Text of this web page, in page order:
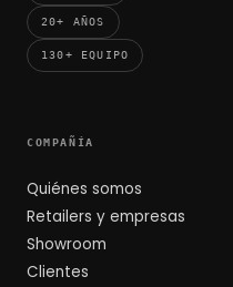
20+ AÑOS
130+ EQUIPO
COMPAÑÍA
Quiénes somos
Retailers y empresas
Showroom
Clientes